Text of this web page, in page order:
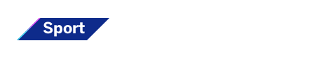
Sport